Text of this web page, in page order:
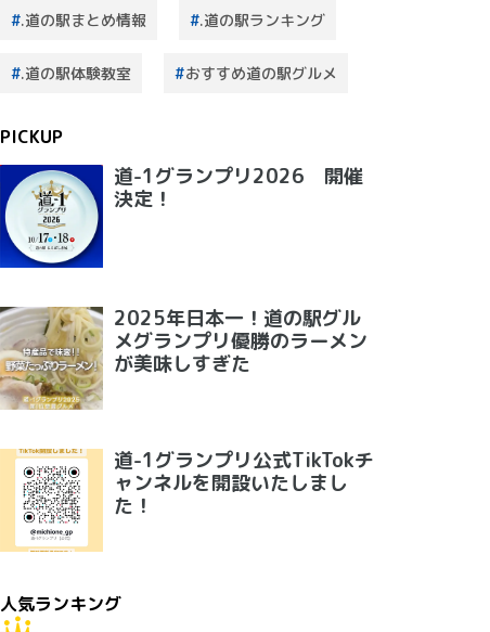
.道の駅まとめ情報 .道の駅ランキング
.道の駅体験教室 おすすめ道の駅グルメ
PICKUP
道-1グランプリ2026 開催
決定！
2025年日本一！道の駅グル
メグランプリ優勝のラーメン
が美味しすぎた
道-1グランプリ公式TikTokチ
ャンネルを開設いたしまし
た！
人気ランキング